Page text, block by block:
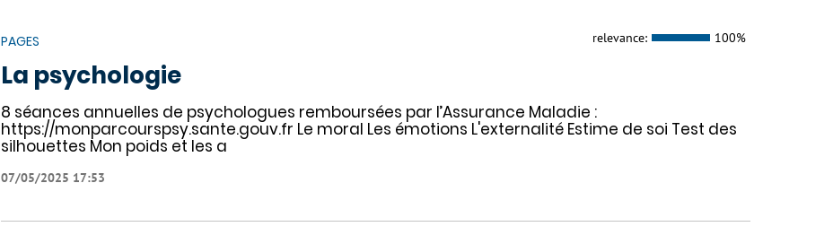
PAGES relevance: 100%
La psychologie
8 séances annuelles de psychologues remboursées par l’Assurance Maladie :
https://monparcourspsy.sante.gouv.fr Le moral Les émotions L'externalité Estime de soi Test des
silhouettes Mon poids et les a
07/05/2025 17:53